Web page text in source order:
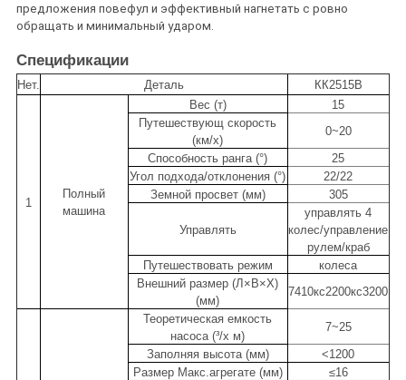
предложения повефул и эффективный нагнетать с ровно
обращать и минимальный ударом.
Спецификации
Нет. Деталь КК2515В
1
Полный
машина
Вес (т)
15
Путешествующ скорость
(км/х)
0~20
Способность ранга (°)
25
Угол подхода/отклонения (°)
22/22
Земной просвет (мм)
305
Управлять
управлять 4
колес/управление
рулем/краб
Путешествовать режим
колеса
Внешний размер (Л×В×Х)
(мм)
7410кс2200кс3200
Теоретическая емкость
насоса (³/х м)
7~25
Заполняя высота (мм)
<1200
Размер Макс.агрегате (мм)
≤16